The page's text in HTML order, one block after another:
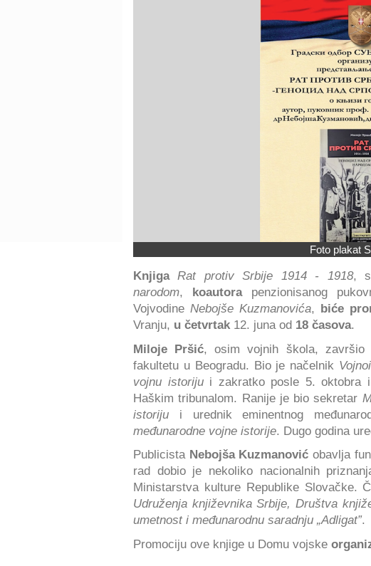
Foto plakat
Knjiga Rat protiv Srbije 1914 - 1918,
narodom, koautora penzionisanog
VojvodineNebojše Kuzmanovića, biće
Vranju, u četvrtak 12. juna od 18 časova.
Miloje Pršić, osim vojnih škola, završio
fakultetu u Beogradu. Bio je načelnik
vojnu istorijui zakratko posle 5. oktobra
Haškim tribunalom. Ranije je bio sekretar
istoriju i urednik eminentnog
međunarodne vojne istorije. Dugo godina
Publicista Nebojša Kuzmanović obavlja
rad dobio je nekoliko nacionalnih
Ministarstva kulture Republike Slovačke.
Udruženja književnika Srbije, Društva
umetnost i međunarodnu saradnju „Adligat”.
Promociju ove knjige u Domu vojske